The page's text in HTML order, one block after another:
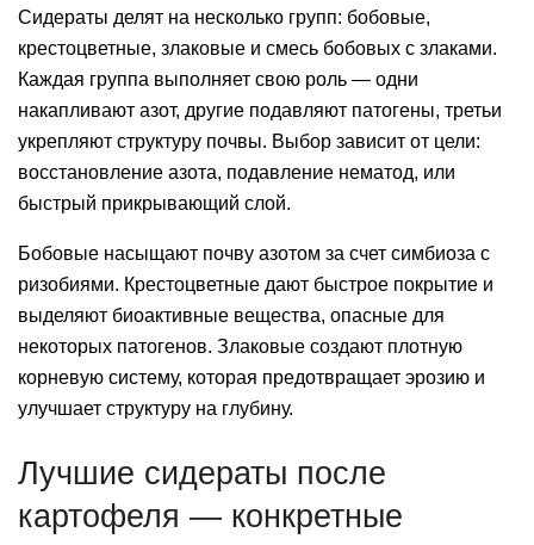
Сидераты делят на несколько групп: бобовые,
крестоцветные, злаковые и смесь бобовых с злаками.
Каждая группа выполняет свою роль — одни
накапливают азот, другие подавляют патогены, третьи
укрепляют структуру почвы. Выбор зависит от цели:
восстановление азота, подавление нематод, или
быстрый прикрывающий слой.
Бобовые насыщают почву азотом за счет симбиоза с
ризобиями. Крестоцветные дают быстрое покрытие и
выделяют биоактивные вещества, опасные для
некоторых патогенов. Злаковые создают плотную
корневую систему, которая предотвращает эрозию и
улучшает структуру на глубину.
Лучшие сидераты после
картофеля — конкретные